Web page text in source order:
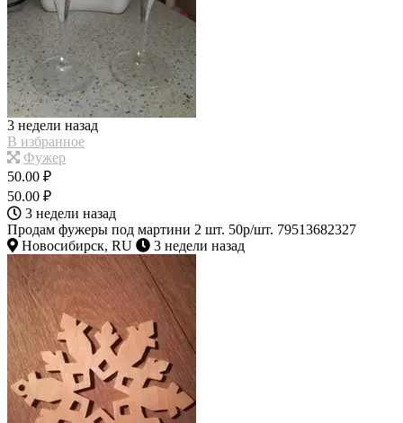
3 недели назад
В избранное
Фужер
50.00 ₽
50.00 ₽
3 недели назад
Продам фужеры под мартини 2 шт. 50р/шт. 79513682327
Новосибирск, RU
3 недели назад